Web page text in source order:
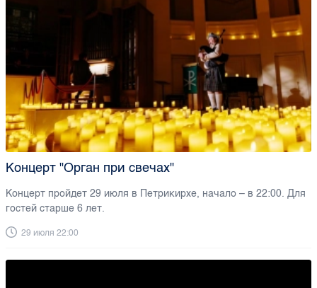
Концерт "Орган при свечах"
Концерт пройдет 29 июля в Петрикирхе, начало – в 22:00. Для
гостей старше 6 лет.
29 июля 22:00